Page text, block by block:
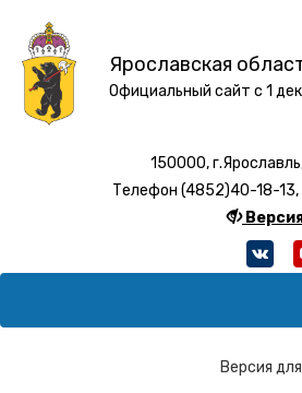
Ярославская
Официальный сайт с 1
150000,
Телефон (4852)40-18-
Версия